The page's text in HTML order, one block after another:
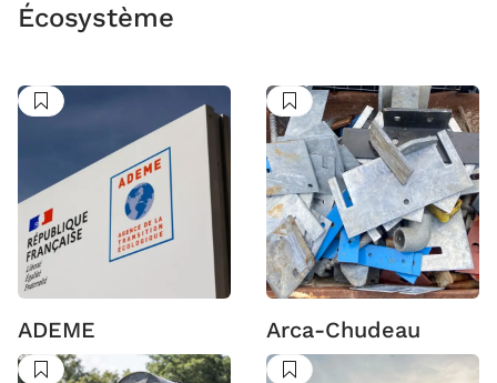
Écosystème
Suivre
ADEME
Suivre
Arca-Chudeau